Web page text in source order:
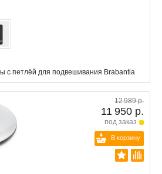
с петлёй для подвешивания Brabantia
12 989 р.
11 950 р.
под заказ
В корзину